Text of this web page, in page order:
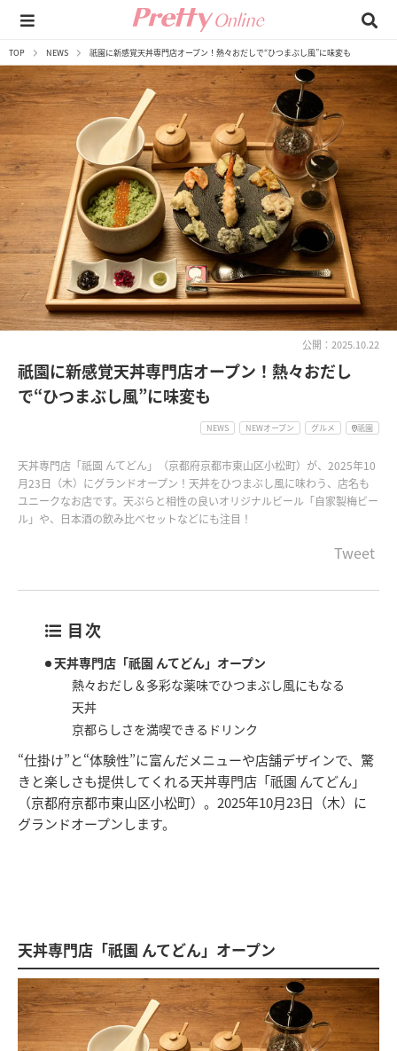
TOP NEWS 祇園に新感覚天丼専門店オープン！熱々おだしで“ひつまぶし風”に味変も
公開：2025.10.22
祇園に新感覚天丼専門店オープン！熱々おだし
で“ひつまぶし風”に味変も
NEWS NEWオープン グルメ 祇園
天丼専門店「祇園 んてどん」（京都府京都市東山区小松町）が、2025年10
月23日（木）にグランドオープン！天丼をひつまぶし風に味わう、店名も
ユニークなお店です。天ぷらと相性の良いオリジナルビール「自家製梅ビー
ル」や、日本酒の飲み比べセットなどにも注目！
Tweet
目次
天丼専門店「祇園 んてどん」オープン
熱々おだし＆多彩な薬味でひつまぶし風にもなる
天丼
京都らしさを満喫できるドリンク
“仕掛け”と“体験性”に富んだメニューや店舗デザインで、驚
きと楽しさも提供してくれる天丼専門店「祇園 んてどん」
（京都府京都市東山区小松町）。2025年10月23日（木）に
グランドオープンします。
天丼専門店「祇園 んてどん」オープン